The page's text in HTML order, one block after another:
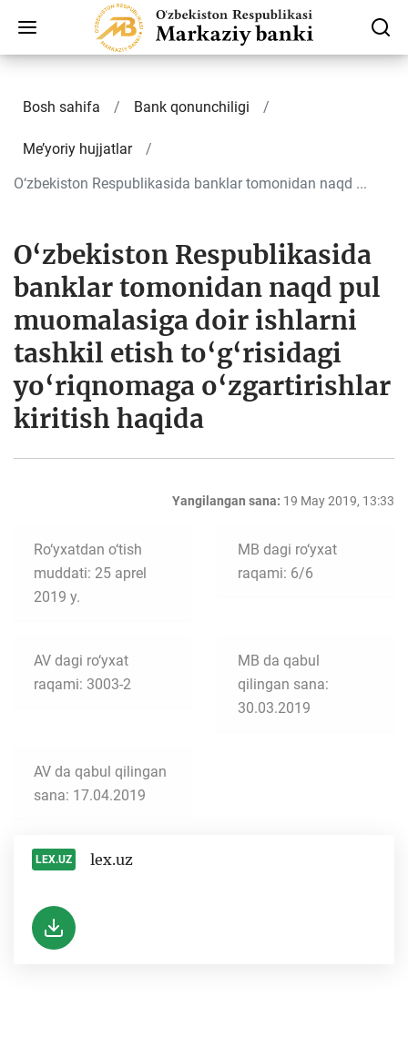
Bosh sahifa Bank qonunchiligi
Me’yoriy hujjatlar
O‘zbekiston Respublikasida banklar tomonidan naqd ...
O‘zbekiston Respublikasida
banklar tomonidan naqd pul
muomalasiga doir ishlarni
tashkil etish to‘g‘risidagi
yo‘riqnomaga o‘zgartirishlar
kiritish haqida
Yangilangan sana: 19 May 2019, 13:33
Ro‘yxatdan o‘tish
muddati: 25 aprel
2019 y.
MB dagi ro‘yxat
raqami: 6/6
AV dagi ro‘yxat
raqami: 3003-2
MB da qabul
qilingan sana:
30.03.2019
AV da qabul qilingan
sana: 17.04.2019
LEX.UZ lex.uz